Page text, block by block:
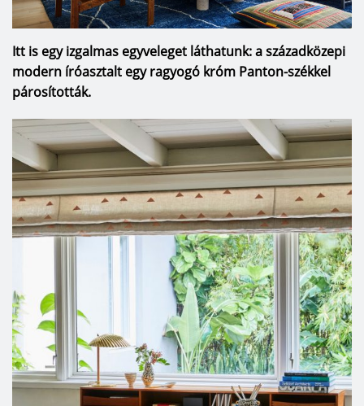
Itt is egy izgalmas egyveleget láthatunk: a századközepi
modern íróasztalt egy ragyogó króm Panton-székkel
párosították.